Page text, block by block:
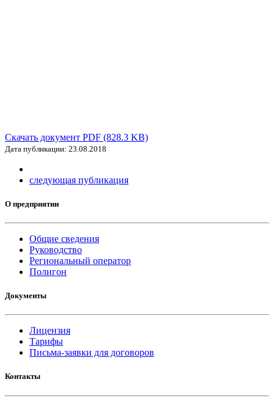
Скачать документ PDF (828.3 KB)
Дата публикации: 23.08.2018
следующая публикация
О предприятии
Общие сведения
Руководство
Региональный оператор
Полигон
Документы
Лицензия
Тарифы
Письма-заявки для договоров
Контакты